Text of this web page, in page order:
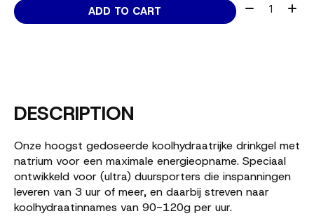
ADD TO CART Quantity:
DESCRIPTION
Onze hoogst gedoseerde koolhydraatrijke drinkgel met
natrium voor een maximale energieopname. Speciaal
ontwikkeld voor (ultra) duursporters die inspanningen
leveren van 3 uur of meer, en daarbij streven naar
koolhydraatinnames van 90-120g per uur.